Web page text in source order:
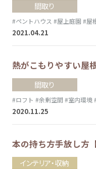
間取り
#ペントハウス #屋上庭園 #屋
2021.04.21
熱がこもりやすい屋
間取り
#ロフト #余剰空間 #室内環境
2020.11.25
本の持ち方手放し方
インテリア・収納